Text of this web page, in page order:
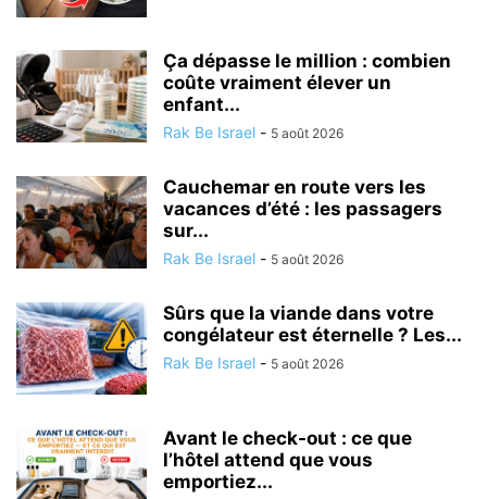
Ça dépasse le million : combien
coûte vraiment élever un
enfant...
Rak Be Israel - 5 août 2026
Cauchemar en route vers les
vacances d’été : les passagers
sur...
Rak Be Israel - 5 août 2026
Sûrs que la viande dans votre
congélateur est éternelle ? Les...
Rak Be Israel - 5 août 2026
Avant le check-out : ce que
l’hôtel attend que vous
emportiez...